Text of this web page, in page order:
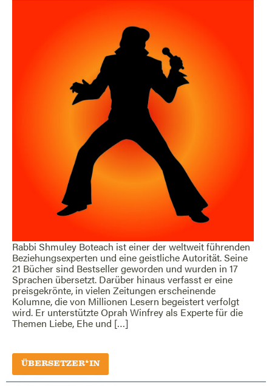
Rabbi Shmuley Boteach ist einer der weltweit führenden
Beziehungsexperten und eine geistliche Autorität. Seine
21 Bücher sind Bestseller geworden und wurden in 17
Sprachen übersetzt. Darüber hinaus verfasst er eine
preisgekrönte, in vielen Zeitungen erscheinende
Kolumne, die von Millionen Lesern begeistert verfolgt
wird. Er unterstützte Oprah Winfrey als Experte für die
Themen Liebe, Ehe und […]
ÜBERSETZER*IN